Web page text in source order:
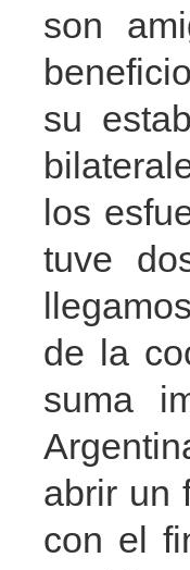
son
su
los
tuve
de la
suma
abrir un
con el